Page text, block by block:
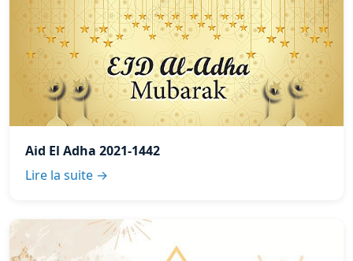
Aid El Adha 2021-1442
Lire la suite →